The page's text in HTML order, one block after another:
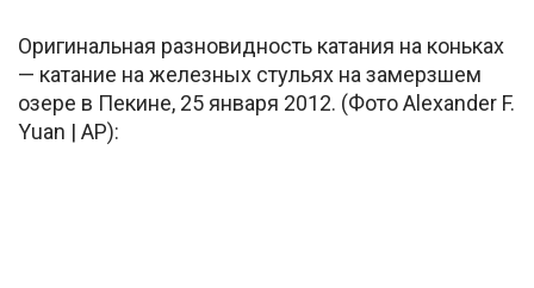
Оригинальная разновидность катания на коньках
— катание на железных стульях на замерзшем
озере в Пекине, 25 января 2012. (Фото Alexander F.
Yuan | AP):